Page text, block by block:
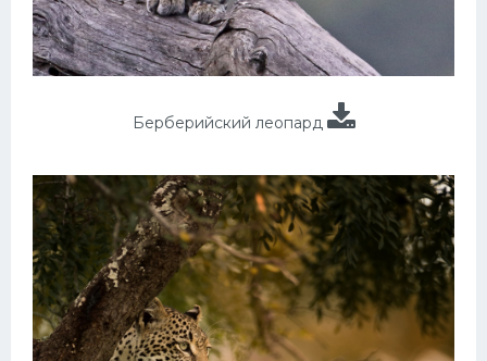
Берберийский леопард